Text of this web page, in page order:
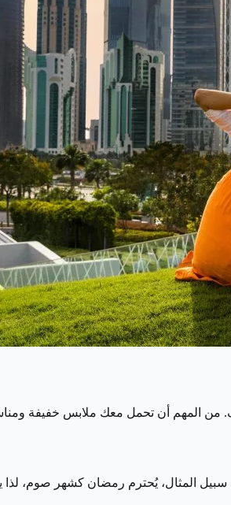
حرارة تتجاوز ٤٠ درجة مئوية خلال فصل الصيف. من
سبيل المثال، يُحترم رمضان كشهر صوم،